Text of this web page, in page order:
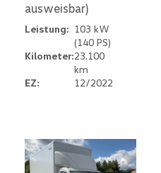
ausweisbar)
Leistung: 103 kW
(140 PS)
Kilometer:23.100
km
EZ:
12/2022